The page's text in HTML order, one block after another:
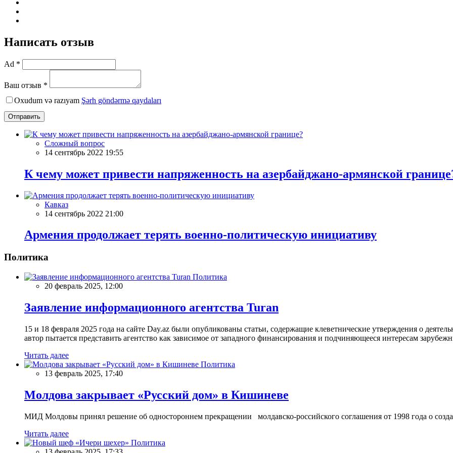
Написать отзыв
Ad *
Ваш отзыв *
Oxudum və razıyam Şərh göndərmə qaydaları
Отправить
Сложный вопрос
14 сентябрь 2022 19:55
К чему может привести напряженность на азербайджано-армянской
Кавказ
14 сентябрь 2022 21:00
Армения продолжает терять военно-политическую инициативу
Политика
Политика
20 февраль 2025, 12:00
Заявление информационного агентства Turan
15 и 18 февраля 2025 года на сайте Day.az были опубликованы статьи, содержащие клеветнические утверждения о
автор пытается представить агентство как зависимое от западного финансирования и подчиняющееся интересам
Читать далее
Политика
13 февраль 2025, 17:40
Молдова закрывает «Русский дом» в Кишиневе
МИД Молдовы принял решение об одностороннем прекращении молдавско-российского соглашения от 1998 года о
Читать далее
Политика